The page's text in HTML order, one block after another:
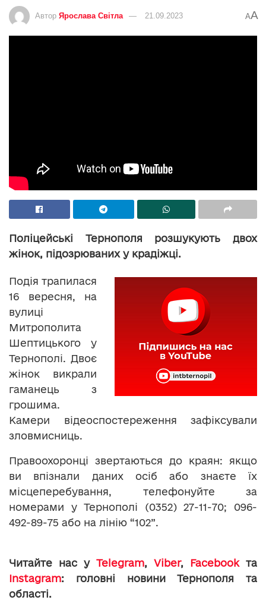
Автор Ярослава Світла 21.09.2023 AA
Поліцейські Тернополя розшукують двох
жінок, підозрюваних у крадіжці.
Подія трапилася
16 вересня, на
вулиці
Митрополита
Шептицького у
Тернополі. Двоє
жінок викрали
гаманець з
грошима.
Камери відеоспостереження зафіксували
зловмисниць.
Правоохоронці звертаються до краян: якщо
ви впізнали даних осіб або знаєте їх
місцеперебування, телефонуйте за
номерами у Тернополі (0352) 27-11-70; 096-
492-89-75 або на лінію “102”.
Читайте нас у Telegram, Viber, Facebookта
Instagram: головні новини Тернополя та
області.